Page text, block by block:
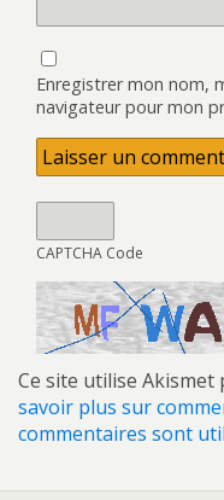
Enregistrer mon nom,
navigateur pour mon
CAPTCHA Code
Ce site utilise
savoir plus sur
commentaires sont